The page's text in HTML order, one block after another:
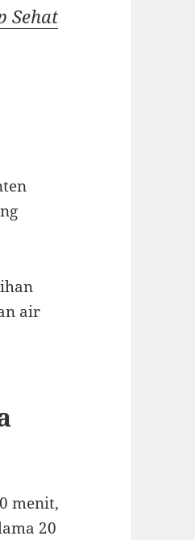
Sehat
air
menit,
20